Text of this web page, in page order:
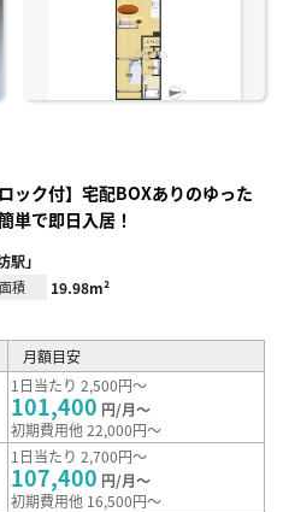
ック付】宅配BOXありのゆった
単で即日入居！
駅」
面積 19.98m²
月額目安
1日当たり 2,500円～
101,400 円/月～
初期費用他 22,000円～
1日当たり 2,700円～
107,400 円/月～
初期費用他 16,500円～